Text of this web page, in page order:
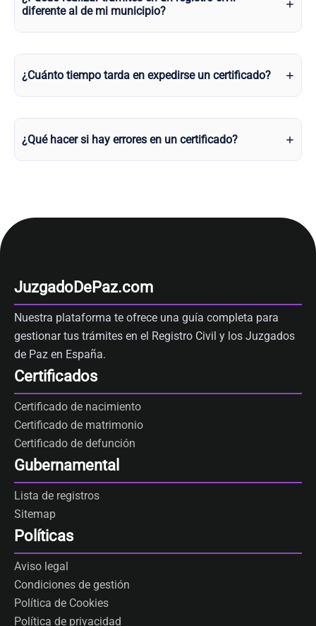
diferente al de mi municipio?
¿Cuánto tiempo tarda en expedirse un certificado?
¿Qué hacer si hay errores en un certificado?
JuzgadoDePaz.com
Nuestra plataforma te ofrece una guía completa para
gestionar tus trámites en el Registro Civil y los Juzgados
de Paz en España.
Certificados
Certificado de nacimiento
Certificado de matrimonio
Certificado de defunción
Gubernamental
Lista de registros
Sitemap
Políticas
Aviso legal
Condiciones de gestión
Política de Cookies
Política de privacidad